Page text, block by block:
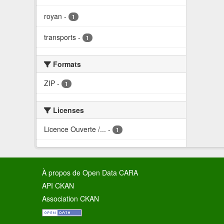
royan - 1
transports - 1
Formats
ZIP - 1
Licenses
Licence Ouverte /... - 1
À propos de Open Data CARA
API CKAN
Association CKAN